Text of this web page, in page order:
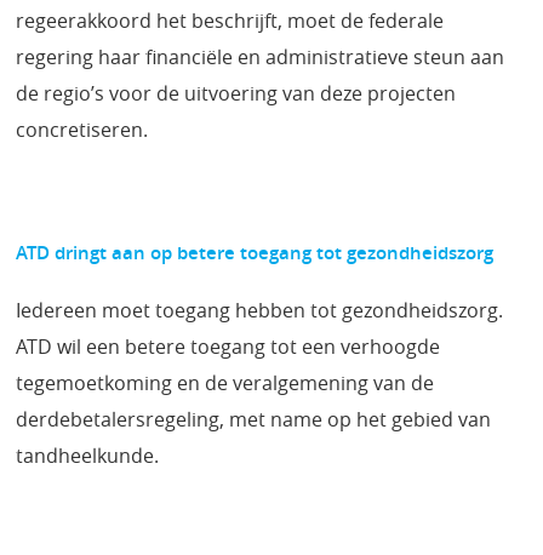
regeerakkoord het beschrijft, moet de federale
regering haar financiële en administratieve steun aan
de regio’s voor de uitvoering van deze projecten
concretiseren.
ATD dringt aan op betere toegang tot gezondheidszorg
Iedereen moet toegang hebben tot gezondheidszorg.
ATD wil een betere toegang tot een verhoogde
tegemoetkoming en de veralgemening van de
derdebetalersregeling, met name op het gebied van
tandheelkunde.